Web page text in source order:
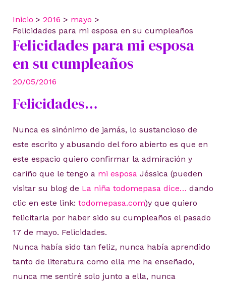
Inicio 2016
mayo
Felicidades para mi esposa en su cumpleaños
Felicidades para mi esposa
en su cumpleaños
20/05/2016
Felicidades…
Nunca es sinónimo de jamás, lo sustancioso de
este escrito y abusando del foro abierto es que en
este espacio quiero confirmar la admiración y
cariño que le tengo a mi esposaJéssica (pueden
visitar su blog de La niña todomepasa dice… dando
clic en este link: todomepasa.com)y que quiero
felicitarla por haber sido su cumpleaños el pasado
17 de mayo. Felicidades.
Nunca había sido tan feliz, nunca había aprendido
tanto de literatura como ella me ha enseñado,
nunca me sentiré solo junto a ella, nunca